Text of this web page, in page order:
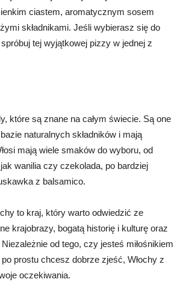
ciastem, aromatycznym sosem
składnikami. Jeśli wybierasz się do
tej wyjątkowej pizzy w jednej z
które są znane na całym świecie. Są one
naturalnych składników i mają
mają wiele smaków do wyboru, od
wanilia czy czekolada, po bardziej
z balsamico.
to kraj, który warto odwiedzić ze
krajobrazy, bogatą historię i kulturę oraz
od tego, czy jesteś miłośnikiem
prostu chcesz dobrze zjeść, Włochy z
oczekiwania.